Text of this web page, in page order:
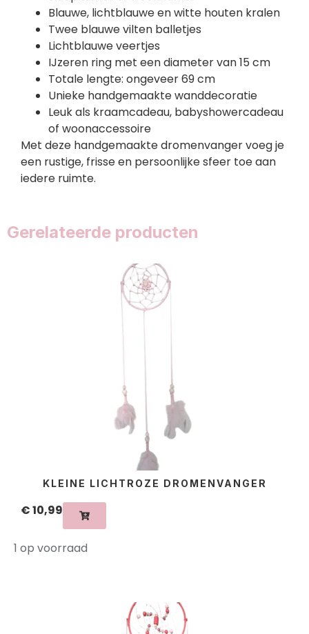
Blauwe, lichtblauwe en witte houten kralen
Twee blauwe vilten balletjes
Lichtblauwe veertjes
IJzeren ring met een diameter van 15 cm
Totale lengte: ongeveer 69 cm
Unieke handgemaakte wanddecoratie
Leuk als kraamcadeau, babyshowercadeau
of woonaccessoire
Met deze handgemaakte dromenvanger voeg je
een rustige, frisse en persoonlijke sfeer toe aan
iedere ruimte.
Gerelateerde producten
KLEINE LICHTROZE DROMENVANGER
€10,99
1 op voorraad